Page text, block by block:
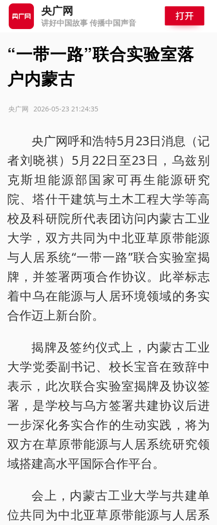
央广网
讲好中国故事 传播中国声音
“一带一路”联合实验室落
户内蒙古
2026-05-23 21:24:35
央广网
央广网呼和浩特5月23日消息（记
者刘晓祺）5月22日至23日，乌兹别
克斯坦能源部国家可再生能源研究
院、塔什干建筑与土木工程大学等高
校及科研院所代表团访问内蒙古工业
大学，双方共同为中北亚草原带能源
与人居系统“一带一路”联合实验室揭
牌，并签署两项合作协议。此举标志
着中乌在能源与人居环境领域的务实
合作迈上新台阶。
揭牌及签约仪式上，内蒙古工业
大学党委副书记、校长宝音在致辞中
表示，此次联合实验室揭牌及协议签
署，是学校与乌方签署共建协议后进
一步深化务实合作的生动实践，将为
双方在草原带能源与人居系统研究领
域搭建高水平国际合作平台。
会上，内蒙古工业大学与共建单
位共同为中北亚草原带能源与人居系